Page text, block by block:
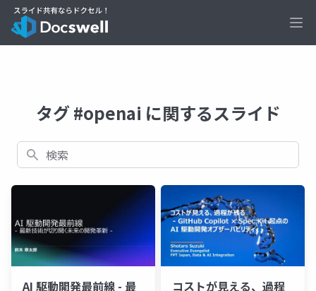
タグ #openai に関するスライド
検索
AI 駆動開発最前線 - 最
コストが見える、過程